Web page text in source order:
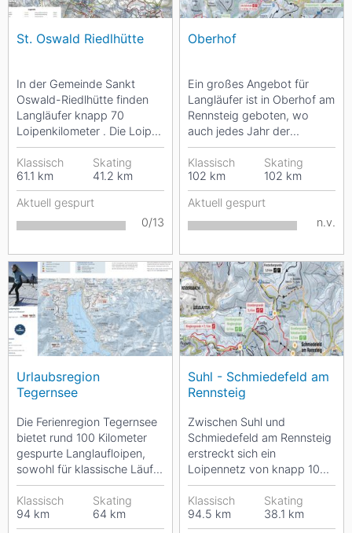
St. Oswald Riedlhütte
In der Gemeinde Sankt
Oswald-Riedlhütte finden
Langläufer knapp 70
Loipenkilometer . Die Loipen
sind größtenteils nur für den
klassischen...
Klassisch
61.1 km
Skating
41.2 km
Aktuell gespurt
0/13
Oberhof
Ein großes Angebot für
Langläufer ist in Oberhof am
Rennsteig geboten, wo
auch jedes Jahr der
Biathlon-Weltcup zu Gast
ist. Weit über 100...
Klassisch
102 km
Skating
102 km
Aktuell gespurt
n.v.
Urlaubsregion
Tegernsee
Die Ferienregion Tegernsee
bietet rund 100 Kilometer
gespurte Langlaufloipen,
sowohl für klassische Läufer
als auch für Skater. Durch
die Orte...
Klassisch
94 km
Skating
64 km
Suhl - Schmiedefeld am
Rennsteig
Zwischen Suhl und
Schmiedefeld am Rennsteig
erstreckt sich ein
Loipennetz von knapp 100
Kilometern. Bei Heidersbach
führen die Loipen durch
den...
Klassisch
94.5 km
Skating
38.1 km